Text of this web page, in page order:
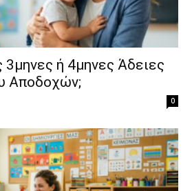
3μηνες ή 4μηνες Άδειες
Αποδοχών;
0